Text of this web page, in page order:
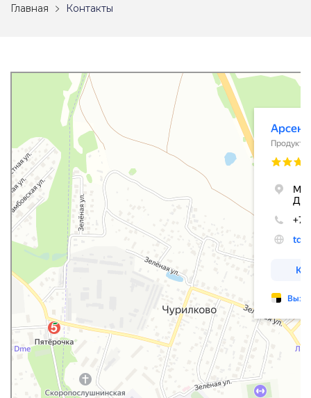
Главная Контакты
Фирма Арсений
Продукты питания оптом в Москве и Московской области